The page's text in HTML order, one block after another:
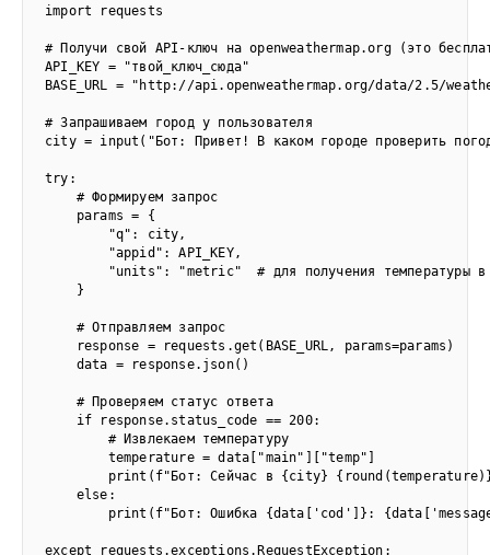
import requests
# Получи свой API-ключ на openweathermap.org (это
API_KEY = "твой_ключ_сюда"
BASE_URL = "http://api.openweathermap.org/data/2.5/
# Запрашиваем город у пользователя
city = input("Бот: Привет! В каком городе проверить
try:
    # Формируем запрос
    params = {
        "q": city,
        "appid": API_KEY,
"units": "metric"  # для получения температуры в
    }
    # Отправляем запрос
    response = requests.get(BASE_URL, params=params)
    data = response.json()
    # Проверяем статус ответа
    if response.status_code == 200:
        # Извлекаем температуру
        temperature = data["main"]["temp"]
print(f"Бот: Сейчас в {city}
    else:
print(f"Бот: Ошибка {data['cod']}:
except requests.exceptions.RequestException: